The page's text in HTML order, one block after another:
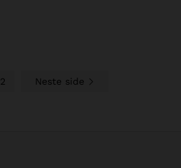
2 Neste side